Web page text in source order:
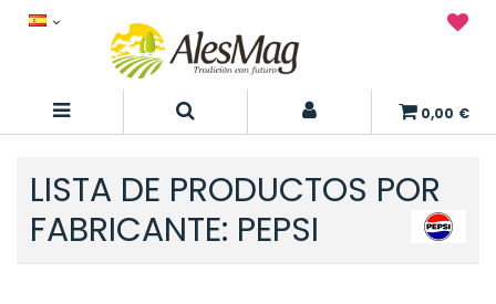
0,00 €
LISTA DE PRODUCTOS POR
FABRICANTE: PEPSI